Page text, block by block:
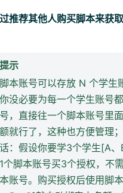
推荐其他人购买脚本来获
示
本账号可以存放 N 个学生
没必要为每一个学生账号
，直接往一个脚本账号里
就行了，这种也方便管理；
：假设你要学3个学生[A
个脚本账号买3个授权，不
账号。购买授权后使用脚